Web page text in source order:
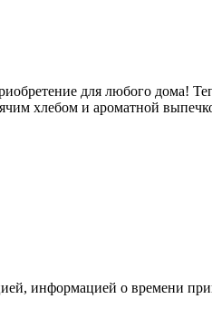
для любого дома!
хлебом и ароматной
информацией о времени